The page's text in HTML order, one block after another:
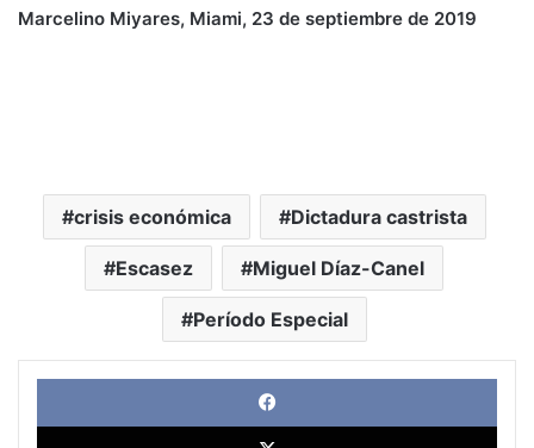
Marcelino Miyares, Miami, 23 de septiembre de 2019
crisis económica Dictadura castrista
Escasez Miguel Díaz-Canel
Período Especial
X